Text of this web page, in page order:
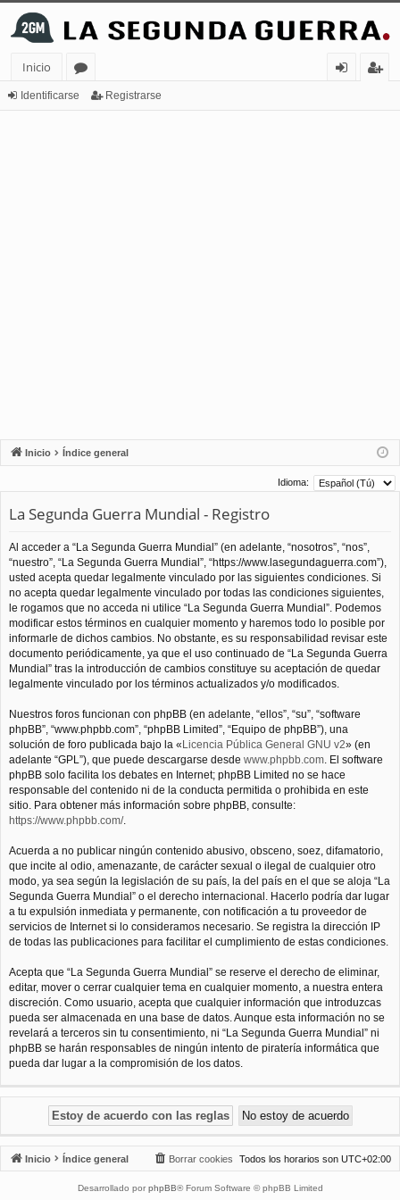
Inicio
or
Identificarse Registrarse
Inicio Índice general
Idioma:
La Segunda Guerra Mundial - Registro
Al acceder a “La Segunda Guerra Mundial” (en adelante, “nosotros”, “nos”,
“nuestro”, “La Segunda Guerra Mundial”, “https://www.lasegundaguerra.com”),
usted acepta quedar legalmente vinculado por las siguientes condiciones. Si
no acepta quedar legalmente vinculado por todas las condiciones siguientes,
le rogamos que no acceda ni utilice “La Segunda Guerra Mundial”. Podemos
modificar estos términos en cualquier momento y haremos todo lo posible por
informarle de dichos cambios. No obstante, es su responsabilidad revisar este
documento periódicamente, ya que el uso continuado de “La Segunda Guerra
Mundial” tras la introducción de cambios constituye su aceptación de quedar
legalmente vinculado por los términos actualizados y/o modificados.
Nuestros foros funcionan con phpBB (en adelante, “ellos”, “su”, “software
phpBB”, “www.phpbb.com”, “phpBB Limited”, “Equipo de phpBB”), una
solución de foro publicada bajo la «Licencia Pública General GNU v2» (en
adelante “GPL”), que puede descargarse desde www.phpbb.com. El software
phpBB solo facilita los debates en Internet; phpBB Limited no se hace
responsable del contenido ni de la conducta permitida o prohibida en este
sitio. Para obtener más información sobre phpBB, consulte:
https://www.phpbb.com/.
Acuerda a no publicar ningún contenido abusivo, obsceno, soez, difamatorio,
que incite al odio, amenazante, de carácter sexual o ilegal de cualquier otro
modo, ya sea según la legislación de su país, la del país en el que se aloja “La
Segunda Guerra Mundial” o el derecho internacional. Hacerlo podría dar lugar
a tu expulsión inmediata y permanente, con notificación a tu proveedor de
servicios de Internet si lo consideramos necesario. Se registra la dirección IP
de todas las publicaciones para facilitar el cumplimiento de estas condiciones.
Acepta que “La Segunda Guerra Mundial” se reserve el derecho de eliminar,
editar, mover o cerrar cualquier tema en cualquier momento, a nuestra entera
discreción. Como usuario, acepta que cualquier información que introduzcas
pueda ser almacenada en una base de datos. Aunque esta información no se
revelará a terceros sin tu consentimiento, ni “La Segunda Guerra Mundial” ni
phpBB se harán responsables de ningún intento de piratería informática que
pueda dar lugar a la compromisión de los datos.
Inicio Índice general Todos los horarios son UTC+02:00
Borrar cookies
Desarrollado por phpBB® Forum Software © phpBB Limited